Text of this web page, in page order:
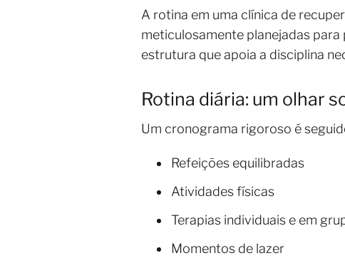
A rotina em uma clínica de
meticulosamente planejadas
estrutura que apoia a disciplina
Rotina diária: um olhar
Um cronograma rigoroso é
Refeições equilibradas
Atividades físicas
Terapias individuais e em
Momentos de lazer